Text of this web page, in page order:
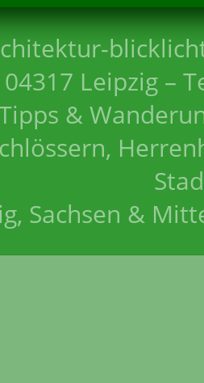
04317 Leipzig –
&
Sachsen &